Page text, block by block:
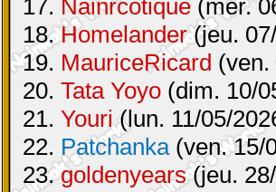
17. Nainrcotique (mer.
18.Homelander(jeu.
19. MauriceRicard (ven.
20. Tata Yoyo (dim. 10/
21. Youri(lun. 11/05/
22. Patchanka(ven. 15/
23.goldenyears(jeu.